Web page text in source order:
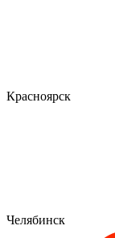
Красноярск
Челябинск